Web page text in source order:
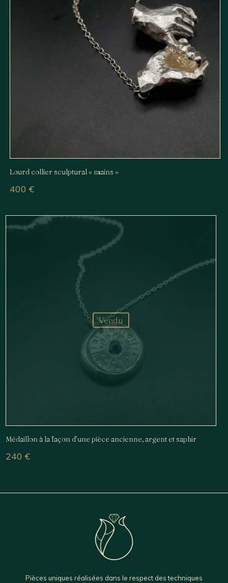
Lourd collier sculptural « mains »
400€
Vendu
Médaillon à la façon d’une pièce ancienne, argent et saphir
240 €
Pièces uniques réalisées dans le respect des techniques